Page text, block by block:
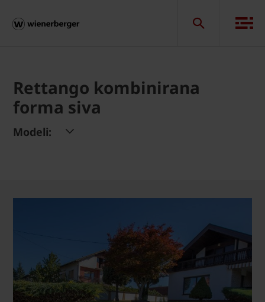
Rettango kombinirana
forma siva
Modeli: